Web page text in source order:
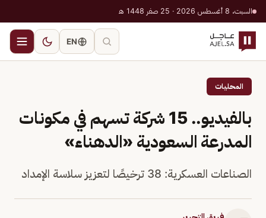
السبت، 8 أغسطس 2026 · 25 صفر 1448 هـ
EN
المحليات
بالفيديو.. 15 شركة تسهم في مكونات
المدرعة السعودية «الدهناء»
الصناعات العسكرية: 38 ترخيصًا لتعزيز سلاسة الإمداد